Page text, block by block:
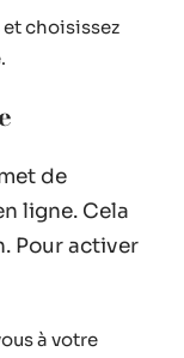
choisissez
de
ligne. Cela
Pour activer
à votre